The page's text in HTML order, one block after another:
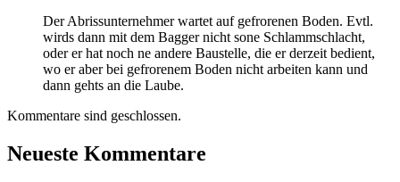
Der Abrissunternehmer wartet auf gefrorenen Boden. Evtl.
wirds dann mit dem Bagger nicht sone Schlammschlacht,
oder er hat noch ne andere Baustelle, die er derzeit bedient,
wo er aber bei gefrorenem Boden nicht arbeiten kann und
dann gehts an die Laube.
Kommentare sind geschlossen.
Neueste Kommentare